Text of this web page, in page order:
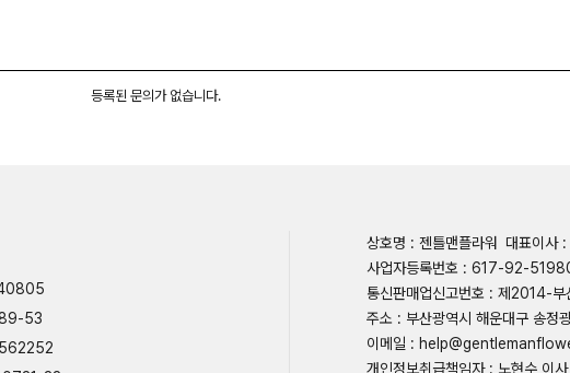
등록된 문의가 없습니다.
53
상호명 : 젠틀맨플라워 대표이사 :
사업자등록번호 : 617-92-
통신판매업신고번호 : 제2014-
주소 : 부산광역시 해운대구 송정
이메일 :
개인정보취급책임자 : 노현수 이사